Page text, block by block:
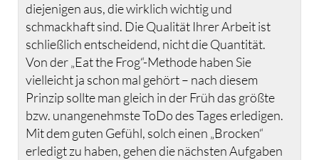
diejenigen aus, die wirklich wichtig und
schmackhaft sind. Die Qualität Ihrer Arbeit ist
schließlich entscheidend, nicht die Quantität.
Von der „Eat the Frog“-Methode haben Sie
vielleicht ja schon mal gehört – nach diesem
Prinzip sollte man gleich in der Früh das größte
bzw. unangenehmste ToDo des Tages erledigen.
Mit dem guten Gefühl, solch einen „Brocken“
erledigt zu haben, gehen die nächsten Aufgaben